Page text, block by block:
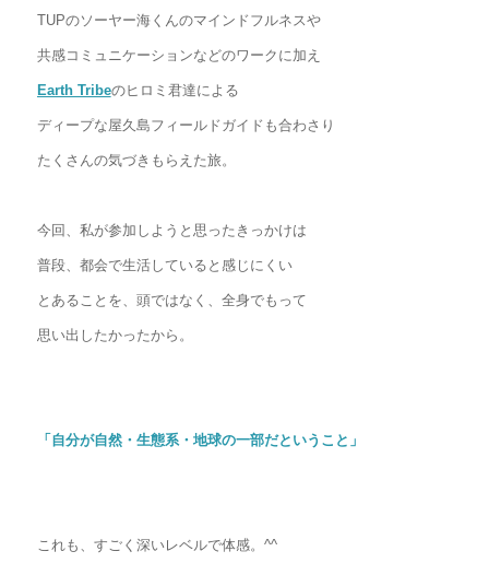
TUPのソーヤー海くんのマインドフルネスや
共感コミュニケーションなどのワークに加え
Earth Tribeのヒロミ君達による
ディープな屋久島フィールドガイドも合わさり
たくさんの気づきもらえた旅。
今回、私が参加しようと思ったきっかけは
普段、都会で生活していると感じにくい
とあることを、頭ではなく、全身でもって
思い出したかったから。
「自分が自然・生態系・地球の一部だということ」
これも、すごく深いレベルで体感。^^